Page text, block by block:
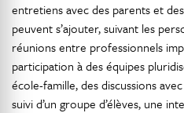
entretiens avec des parents et
peuvent s’ajouter, suivant les
réunions entre professionnels
participation à des équipes
école-famille, des discussions
suivi d’un groupe d’élèves, une